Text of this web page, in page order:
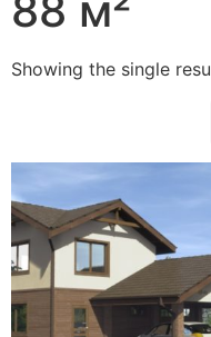
Showing the single